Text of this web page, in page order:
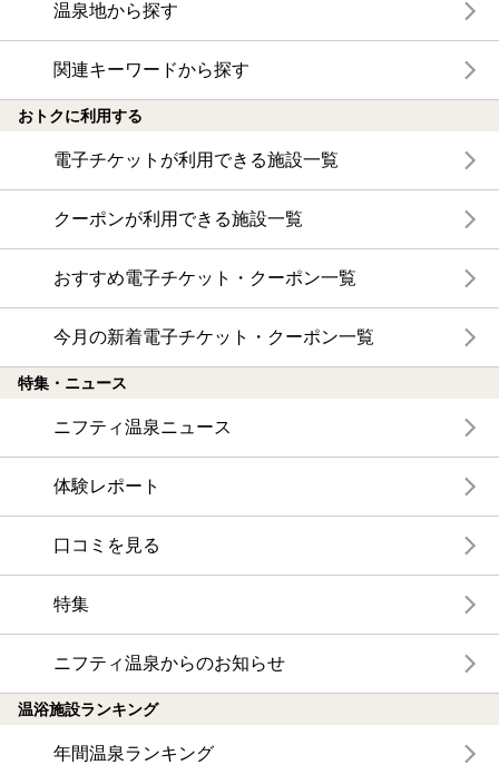
温泉地から探す
関連キーワードから探す
おトクに利用する
電子チケットが利用できる施設一覧
クーポンが利用できる施設一覧
おすすめ電子チケット・クーポン一覧
今月の新着電子チケット・クーポン一覧
特集・ニュース
ニフティ温泉ニュース
体験レポート
口コミを見る
特集
ニフティ温泉からのお知らせ
温浴施設ランキング
年間温泉ランキング